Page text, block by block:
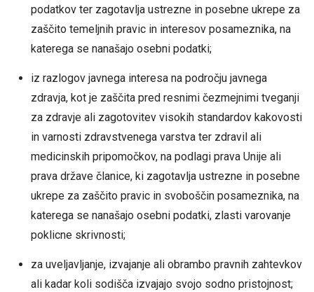
podatkov ter zagotavlja ustrezne in posebne ukrepe za
zaščito temeljnih pravic in interesov posameznika, na
katerega se nanašajo osebni podatki;
iz razlogov javnega interesa na področju javnega
zdravja, kot je zaščita pred resnimi čezmejnimi tveganji
za zdravje ali zagotovitev visokih standardov kakovosti
in varnosti zdravstvenega varstva ter zdravil ali
medicinskih pripomočkov, na podlagi prava Unije ali
prava države članice, ki zagotavlja ustrezne in posebne
ukrepe za zaščito pravic in svoboščin posameznika, na
katerega se nanašajo osebni podatki, zlasti varovanje
poklicne skrivnosti;
za uveljavljanje, izvajanje ali obrambo pravnih zahtevkov
ali kadar koli sodišča izvajajo svojo sodno pristojnost;